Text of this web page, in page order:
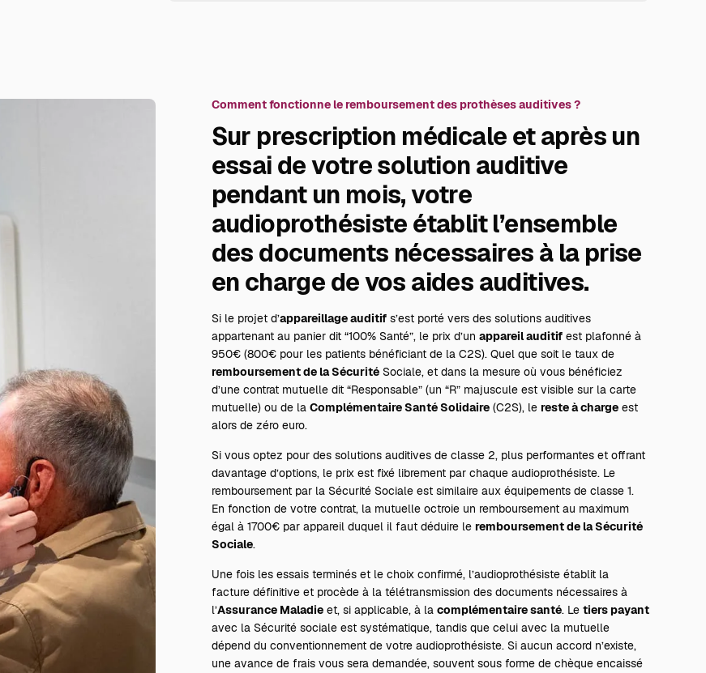
Comment fonctionne le remboursement des prothèses auditives ?
Sur prescription médicale et après un
essai de votre solution auditive
pendant un mois, votre
audioprothésiste établit l’ensemble
des documents nécessaires à la prise
en charge de vos aides auditives.
Si le projet d’appareillage auditifs’est porté vers des solutions auditives
appartenant au panier dit “100% Santé”, le prixd’un appareil auditifest plafonné à
950€ (800€ pour les patients bénéficiant de la C2S). Quel que soit le taux de
remboursement de la SécuritéSociale, et dans la mesure où vous bénéficiez
d’une contrat mutuelle dit “Responsable” (un “R” majuscule est visible sur la carte
mutuelle) ou de la Complémentaire Santé Solidaire(C2S), le reste à chargeest
alors de zéro euro.
Si vous optez pour des solutions auditives de classe 2, plus performantes et offrant
davantage d’options, le prix est fixé librement par chaque audioprothésiste. Le
remboursement par la Sécurité Sociale est similaire aux équipements de classe 1.
En fonction de votre contrat, la mutuelle octroie un remboursement au maximum
égal à 1700€ par appareil duquel il faut déduire le remboursement de la Sécurité
Sociale.
Une fois les essais terminés et le choix confirmé, l’audioprothésiste établit la
facture définitive et procède à la télétransmission des documents nécessaires à
l’Assurance Maladieet, si applicable, à la complémentaire santé. Le tiers payant
avec la Sécurité sociale est systématique, tandis que celui avec la mutuelle
dépend du conventionnement de votre audioprothésiste. Si aucun accord n’existe,
une avance de frais vous sera demandée, souvent sous forme de chèque encaissé